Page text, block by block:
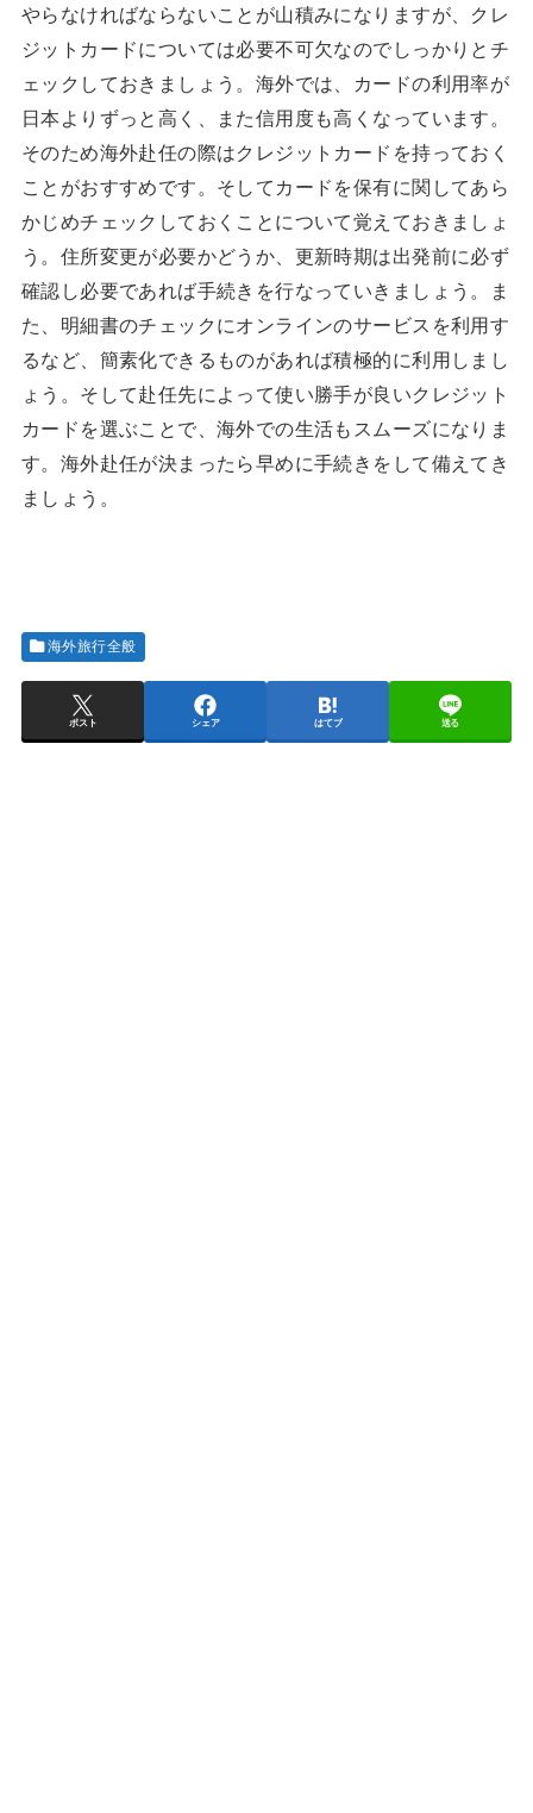
やらなければならないことが山積みになりますが、クレ
ジットカードについては必要不可欠なのでしっかりとチ
ェックしておきましょう。海外では、カードの利用率が
日本よりずっと高く、また信用度も高くなっています。
そのため海外赴任の際はクレジットカードを持っておく
ことがおすすめです。そしてカードを保有に関してあら
かじめチェックしておくことについて覚えておきましょ
う。住所変更が必要かどうか、更新時期は出発前に必ず
確認し必要であれば手続きを行なっていきましょう。ま
た、明細書のチェックにオンラインのサービスを利用す
るなど、簡素化できるものがあれば積極的に利用しまし
ょう。そして赴任先によって使い勝手が良いクレジット
カードを選ぶことで、海外での生活もスムーズになりま
す。海外赴任が決まったら早めに手続きをして備えてき
ましょう。
海外旅行全般
ポスト シェア はてブ 送る